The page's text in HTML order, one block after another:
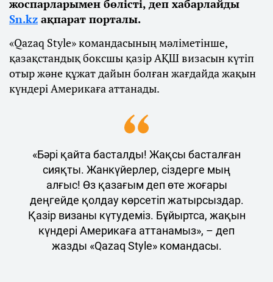
жоспарларымен бөлісті, деп хабарлайды
Sn.kz ақпарат порталы.
«Qazaq Style» командасының мәліметінше,
қазақстандық боксшы қазір АҚШ визасын күтіп
отыр және құжат дайын болған жағдайда жақын
күндері Америкаға аттанады.
«Бәрі қайта басталды! Жақсы басталған
сияқты. Жанкүйерлер, сіздерге мың
алғыс! Өз қазағым деп өте жоғары
деңгейде қолдау көрсетіп жатырсыздар.
Қазір визаны күтудеміз. Бұйыртса, жақын
күндері Америкаға аттанамыз», – деп
жазды «Qazaq Style» командасы.